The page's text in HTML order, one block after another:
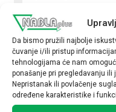
Da bismo pružili najbolje
čuvanje i/ili pristup
tehnologijama će nam
ponašanje pri pregledavanju ili
Nepristanak ili povlačenje
određene karakteristike i
Sklopka
križna